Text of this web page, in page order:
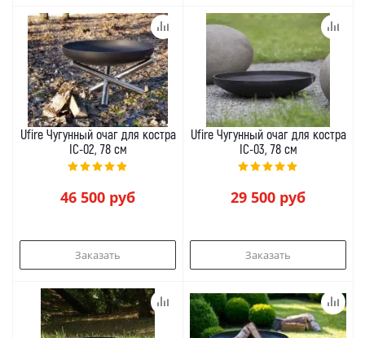
Ufire Чугунный очаг для костра
IC-02, 78 см
46 500 руб
Заказать
Ufire Чугунный очаг для костра
IC-03, 78 см
29 500 руб
Заказать